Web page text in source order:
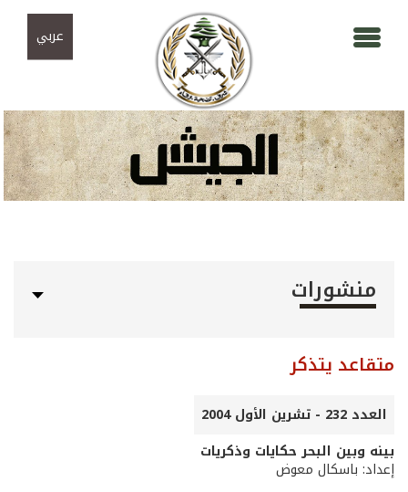
عربي
منشورات
متقاعد يتذكر
العدد 232 - تشرين الأول 2004
بينه وبين البحر حكايات وذكريات
إعداد: باسكال معوض